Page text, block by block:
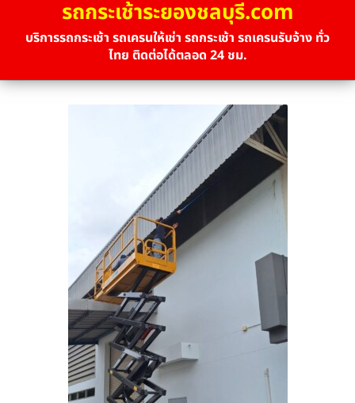
รถกระเช้าระยองชลบุรี.com
บริการรถกระเช้า รถเครนให้เช่า รถกระเช้า รถเครนรับจ้าง ทั่ว
ไทย ติดต่อได้ตลอด 24 ชม.